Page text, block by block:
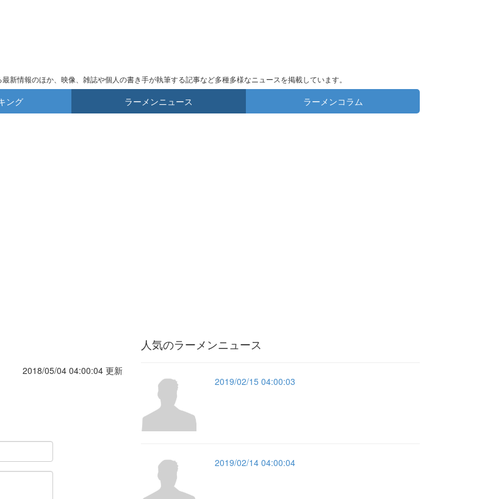
情報のほか、映像、雑誌や個人の書き手が執筆する記事など多種多様なニュースを掲載しています。
ング ラーメンニュース ラーメンコラム
2018/05/04 04:00:04 更新
人気のラーメンニュース
2019/02/15 04:00:03
2019/02/14 04:00:04